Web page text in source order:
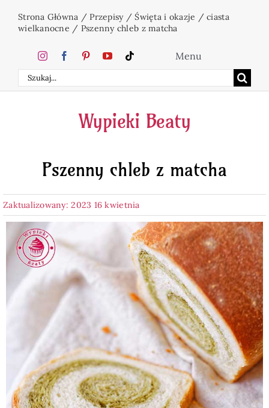
Strona Główna /Przepisy/Święta i okazje /ciasta
wielkanocne / Pszenny chleb z matcha
Szukaj
Menu
Home
Ciasta
Desery
Napoje
Pieczywo
Przetwory
Posiłki
Wypieki Beaty
Pszenny chleb z matcha
Zaktualizowany: 2023 16 kwietnia